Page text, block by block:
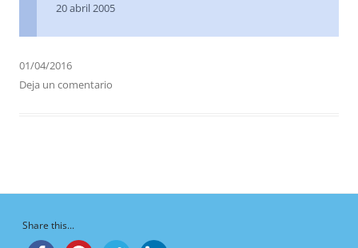
20 abril 2005
01/04/2016
Deja un comentario
Share this...